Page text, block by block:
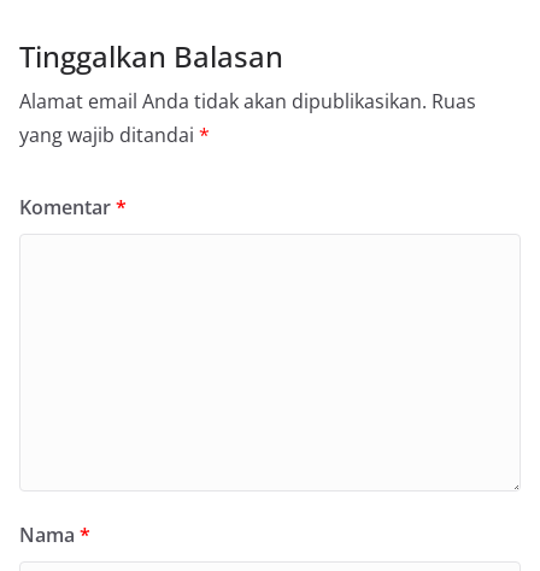
Tinggalkan Balasan
Alamat email Anda tidak akan dipublikasikan. Ruas
yang wajib ditandai *
Komentar*
Nama *